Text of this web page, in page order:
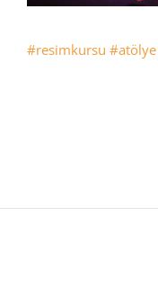
#resimkursu #atölye